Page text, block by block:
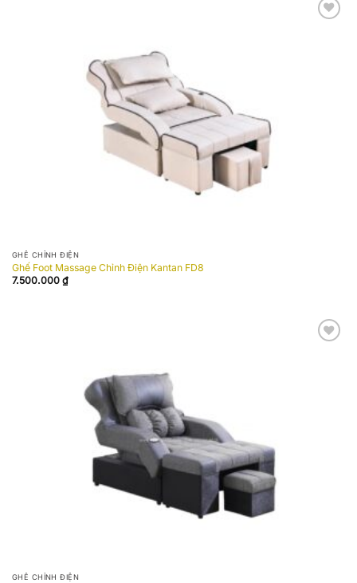
GHẾ CHỈNH ĐIỆN
Ghế Foot Massage Chỉnh Điện Kantan FD8
7.500.000 ₫
GHẾ CHỈNH ĐIỆN